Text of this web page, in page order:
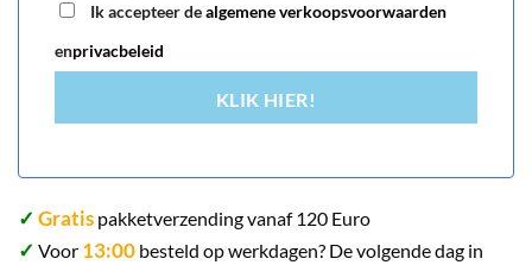
Ik accepteer dealgemene verkoopsvoorwaarden
enprivacbeleid
KLIK HIER!
✓ Gratis pakketverzending vanaf 120 Euro
✓ Voor 13:00 besteld op werkdagen? De volgende dag in